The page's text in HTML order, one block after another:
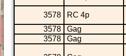
3578 RC 4p
3578
Gag
3578
Gag